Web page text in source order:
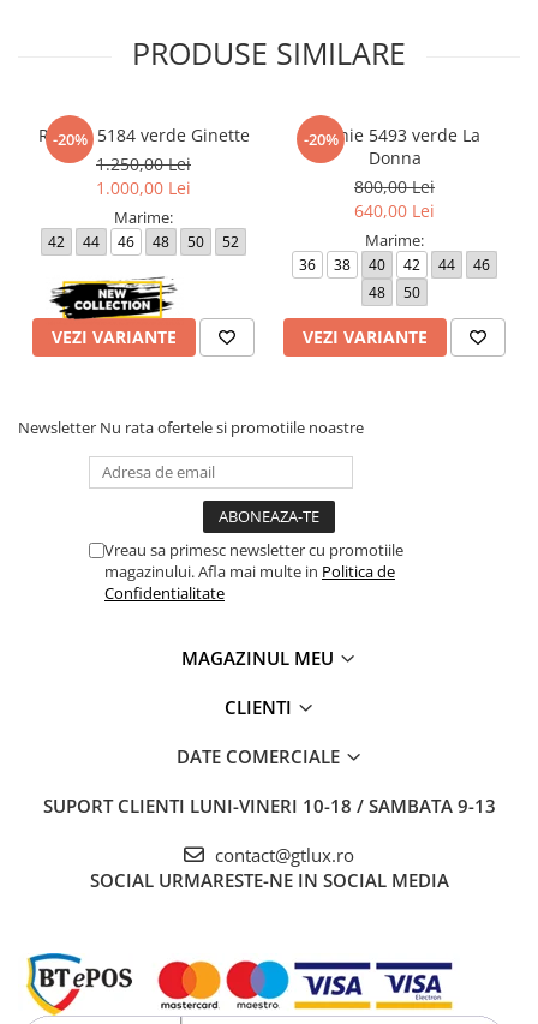
PRODUSE SIMILARE
-20%
Rochie 5184 verde Ginette
1.250,00 Lei
1.000,00 Lei
Marime:
42 44 46 48 50 52
VEZI VARIANTE
-20%
Rochie 5493 verde La
Donna
800,00 Lei
640,00 Lei
Marime:
36 38 40 42 44
46
48
50
VEZI VARIANTE
Newsletter Nu rata ofertele si promotiile noastre
Vreau sa primesc newsletter cu promotiile
magazinului. Afla mai multe in Politica de
Confidentialitate
MAGAZINUL MEU
CLIENTI
DATE COMERCIALE
SUPORT CLIENTI LUNI-VINERI 10-18 / SAMBATA 9-13
contact@gtlux.ro
SOCIAL URMARESTE-NE IN SOCIAL MEDIA